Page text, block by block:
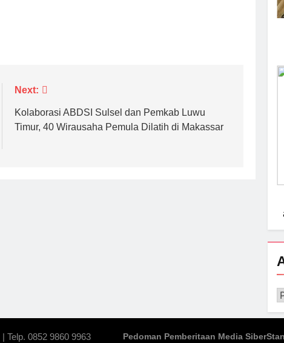
Next:
Kolaborasi ABDSI Sulsel dan Pemkab Luwu
Timur, 40 Wirausaha Pemula Dilatih di Makassar
Telp. 0852 9860 9963 Pedoman Pemberitaan Media Siber